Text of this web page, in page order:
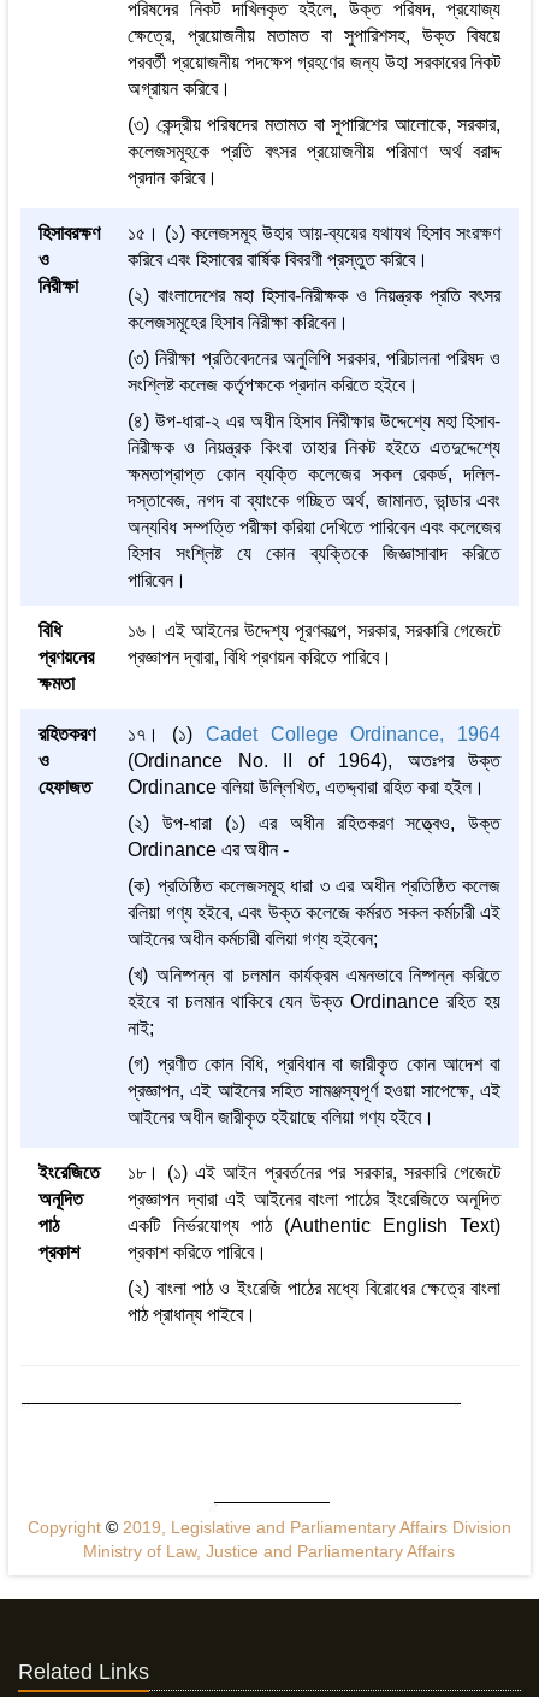
পরিষদের নিকট দাখিলকৃত হইলে, উক্ত পরিষদ, প্রযোজ্য
ক্ষেত্রে, প্রয়োজনীয় মতামত বা সুপারিশসহ, উক্ত বিষয়ে
পরবর্তী প্রয়োজনীয় পদক্ষেপ গ্রহণের জন্য উহা সরকারের নিকট
অগ্রায়ন করিবে।
(৩) কেন্দ্রীয় পরিষদের মতামত বা সুপারিশের আলোকে, সরকার,
কলেজসমূহকে প্রতি বৎসর প্রয়োজনীয় পরিমাণ অর্থ বরাদ্দ
প্রদান করিবে।
হিসাবরক্ষণ
ও
নিরীক্ষা
১৫। (১) কলেজসমূহ উহার আয়-ব্যয়ের যথাযথ হিসাব সংরক্ষণ
করিবে এবং হিসাবের বার্ষিক বিবরণী প্রস্তুত করিবে।
(২) বাংলাদেশের মহা হিসাব-নিরীক্ষক ও নিয়ন্ত্রক প্রতি বৎসর
কলেজসমূহের হিসাব নিরীক্ষা করিবেন।
(৩) নিরীক্ষা প্রতিবেদনের অনুলিপি সরকার, পরিচালনা পরিষদ ও
সংশ্লিষ্ট কলেজ কর্তৃপক্ষকে প্রদান করিতে হইবে।
(৪) উপ-ধারা-২ এর অধীন হিসাব নিরীক্ষার উদ্দেশ্যে মহা হিসাব-
নিরীক্ষক ও নিয়ন্ত্রক কিংবা তাহার নিকট হইতে এতদুদ্দেশ্যে
ক্ষমতাপ্রাপ্ত কোন ব্যক্তি কলেজের সকল রেকর্ড, দলিল-
দস্তাবেজ, নগদ বা ব্যাংকে গচ্ছিত অর্থ, জামানত, ভান্ডার এবং
অন্যবিধ সম্পত্তি পরীক্ষা করিয়া দেখিতে পারিবেন এবং কলেজের
হিসাব সংশ্লিষ্ট যে কোন ব্যক্তিকে জিজ্ঞাসাবাদ করিতে
পারিবেন।
বিধি
প্রণয়নের
ক্ষমতা
১৬। এই আইনের উদ্দেশ্য পূরণকল্পে, সরকার, সরকারি গেজেটে
প্রজ্ঞাপন দ্বারা, বিধি প্রণয়ন করিতে পারিবে।
রহিতকরণ
ও
হেফাজত
১৭। (১) Cadet College Ordinance, 1964
(Ordinance No. II of 1964), অতঃপর উক্ত
Ordinance বলিয়া উল্লিখিত, এতদ্দ্বারা রহিত করা হইল।
(২) উপ-ধারা (১) এর অধীন রহিতকরণ সত্ত্বেও, উক্ত
Ordinance এর অধীন -
(ক) প্রতিষ্ঠিত কলেজসমূহ ধারা ৩ এর অধীন প্রতিষ্ঠিত কলেজ
বলিয়া গণ্য হইবে, এবং উক্ত কলেজে কর্মরত সকল কর্মচারী এই
আইনের অধীন কর্মচারী বলিয়া গণ্য হইবেন;
(খ) অনিষ্পন্ন বা চলমান কার্যক্রম এমনভাবে নিষ্পন্ন করিতে
হইবে বা চলমান থাকিবে যেন উক্ত Ordinance রহিত হয়
নাই;
(গ) প্রণীত কোন বিধি, প্রবিধান বা জারীকৃত কোন আদেশ বা
প্রজ্ঞাপন, এই আইনের সহিত সামঞ্জস্যপূর্ণ হওয়া সাপেক্ষে, এই
আইনের অধীন জারীকৃত হইয়াছে বলিয়া গণ্য হইবে।
ইংরেজিতে
অনূদিত
পাঠ
প্রকাশ
১৮। (১) এই আইন প্রবর্তনের পর সরকার, সরকারি গেজেটে
প্রজ্ঞাপন দ্বারা এই আইনের বাংলা পাঠের ইংরেজিতে অনূদিত
একটি নির্ভরযোগ্য পাঠ (Authentic English Text)
প্রকাশ করিতে পারিবে।
(২) বাংলা পাঠ ও ইংরেজি পাঠের মধ্যে বিরোধের ক্ষেত্রে বাংলা
পাঠ প্রাধান্য পাইবে।
Copyright ©2019, Legislative and Parliamentary Affairs Division
Ministry of Law, Justice and Parliamentary Affairs
Related Links